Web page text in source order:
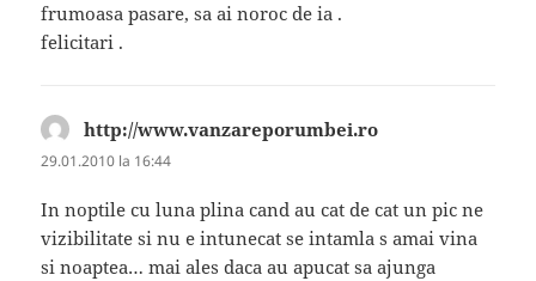
frumoasa pasare, sa ai noroc de ia .
felicitari .
http://www.vanzareporumbei.ro
29.01.2010 la 16:44
In noptile cu luna plina cand au cat de cat un pic ne
vizibilitate si nu e intunecat se intamla s amai vina
si noaptea… mai ales daca au apucat sa ajunga